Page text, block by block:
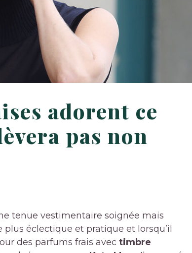
adorent ce
pas non
tenue vestimentaire soignée mais
plus éclectique et pratique et lorsqu’il
des parfums frais avec timbre